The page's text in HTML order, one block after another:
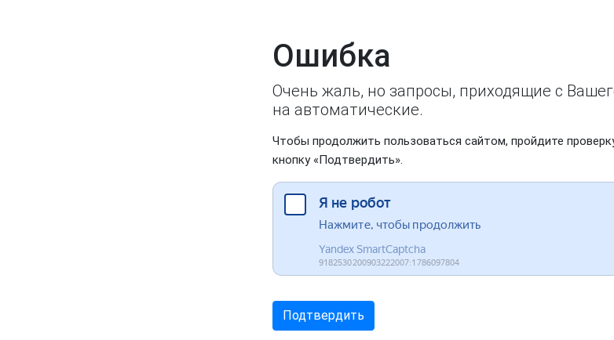
Ошибка
Очень жаль, но запросы, приходящие с
на автоматические.
Чтобы продолжить пользоваться сайтом, пройдите
кнопку «Подтвердить».